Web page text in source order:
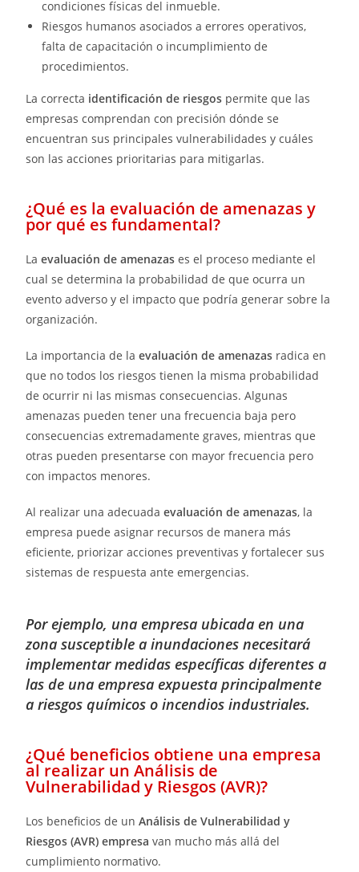
condiciones físicas del inmueble.
Riesgos humanos asociados a errores operativos,
falta de capacitación o incumplimiento de
procedimientos.
La correcta identificación de riesgos permite que las
empresas comprendan con precisión dónde se
encuentran sus principales vulnerabilidades y cuáles
son las acciones prioritarias para mitigarlas.
¿Qué es la evaluación de amenazas y
por qué es fundamental?
Laevaluación de amenazas es el proceso mediante el
cual se determina la probabilidad de que ocurra un
evento adverso y el impacto que podría generar sobre la
organización.
La importancia de laevaluación de amenazas radica en
que no todos los riesgos tienen la misma probabilidad
de ocurrir ni las mismas consecuencias. Algunas
amenazas pueden tener una frecuencia baja pero
consecuencias extremadamente graves, mientras que
otras pueden presentarse con mayor frecuencia pero
con impactos menores.
Al realizar una adecuadaevaluación de amenazas, la
empresa puede asignar recursos de manera más
eficiente, priorizar acciones preventivas y fortalecer sus
sistemas de respuesta ante emergencias.
Por ejemplo, una empresa ubicada en una
zona susceptible a inundaciones necesitará
implementar medidas específicas diferentes a
las de una empresa expuesta principalmente
a riesgos químicos o incendios industriales.
¿Qué beneficios obtiene una empresa
al realizar un Análisis de
Vulnerabilidad y Riesgos (AVR)?
Los beneficios de unAnálisis de Vulnerabilidad y
Riesgos (AVR) empresa van mucho más allá del
cumplimiento normativo.